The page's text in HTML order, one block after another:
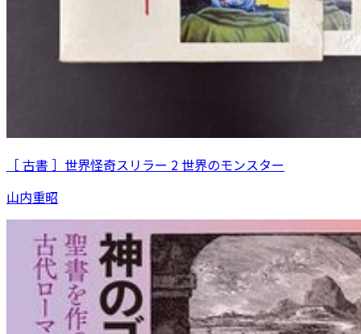
［ 古書 ］世界怪奇スリラー 2 世界のモンスター
山内重昭